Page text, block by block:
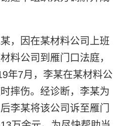
因在某材料公司上班
料公司到雁门口法庭，
年7月，李某在某材料公
摔伤。经诊断，李某为
李某将该公司诉至雁门